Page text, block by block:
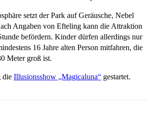
setzt der Park auf Geräusche, Nebel
Angaben von Efteling kann die Attraktion
befördern. Kinder dürfen allerdings nur
16 Jahre alten Person mitfahren, die
Meter groß ist.
die Illusionsshow „Magicaluna“ gestartet.